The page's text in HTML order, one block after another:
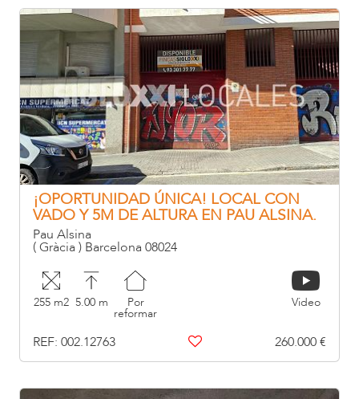
¡OPORTUNIDAD ÚNICA! LOCAL CON
VADO Y 5M DE ALTURA EN PAU ALSINA.
Pau Alsina
( Gràcia ) Barcelona 08024
255 m2 5.00 m Por
reformar
Video
REF: 002.12763 260.000 €